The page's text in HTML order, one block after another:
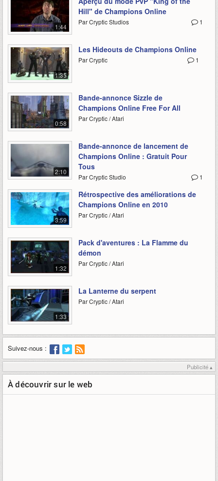
1:44
Hill" de Champions Online
1
Par Cryptic Studios
1:35
Les Hideouts de Champions Online
1
Par Cryptic
0:58
Bande-annonce Sizzle de
Champions Online Free For All
Par Cryptic / Atari
2:10
Bande-annonce de lancement de
Champions Online : Gratuit Pour
Tous
1
Par Cryptic Studio
3:59
Rétrospective des améliorations de
Champions Online en 2010
Par Cryptic / Atari
1:32
Pack d'aventures : La Flamme du
démon
Par Cryptic / Atari
1:33
La Lanterne du serpent
Par Cryptic / Atari
Suivez-nous :
Publicité ▴
À découvrir sur le web